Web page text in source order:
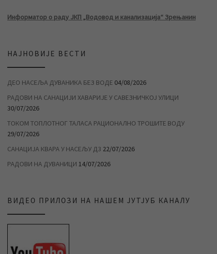
Информатор о раду ЈКП „Водовод и канализација“ Зрењанин
НАЈНОВИЈЕ ВЕСТИ
ДЕО НАСЕЉА ДУВАНИКА БЕЗ ВОДЕ 04/08/2026
РАДОВИ НА САНАЦИЈИ ХАВАРИЈЕ У САВЕЗНИЧКОЈ УЛИЦИ
30/07/2026
ТОКОМ ТОПЛОТНОГ ТАЛАСА РАЦИОНАЛНО ТРОШИТЕ ВОДУ
29/07/2026
САНАЦИЈА КВАРА У НАСЕЉУ Д3 22/07/2026
РАДОВИ НА ДУВАНИЦИ 14/07/2026
ВИДЕО ПРИЛОЗИ НА НАШЕМ ЈУТЈУБ КАНАЛУ